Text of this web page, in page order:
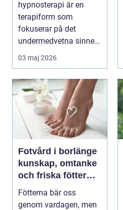
hypnosterapi är en
terapiform som
fokuserar på det
undermedvetna sinnet
för att skapa djup och
hållb...
03 maj 2026
Fotvård i borlänge
kunskap, omtanke
och friska fötter
året runt
Fötterna bär oss
genom vardagen, men